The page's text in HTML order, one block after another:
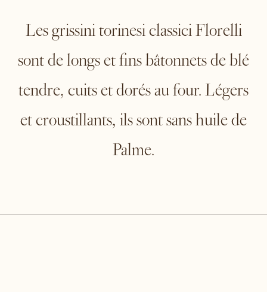
Les grissini torinesi classici Florelli
sont de longs et fins bâtonnets de blé
tendre, cuits et dorés au four. Légers
et croustillants, ils sont sans huile de
Palme.